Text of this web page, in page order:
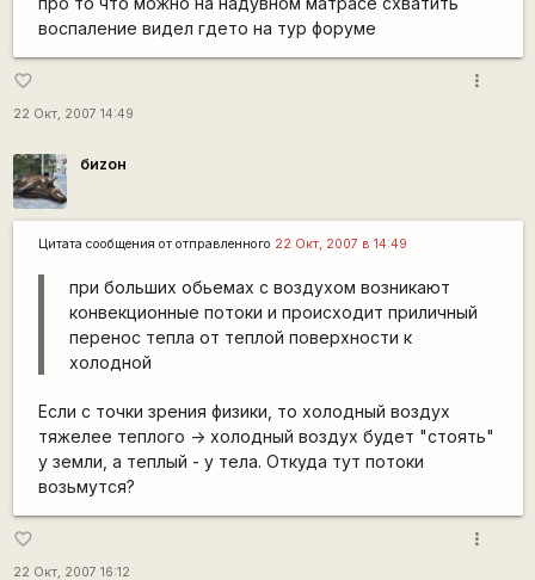
воспаление видел гдето на тур форуме
favorite_border
22 Окт, 2007 14:49
more_vert
биzон
Цитата сообщения от отправленного 22 Окт, 2007 в 14:49
при больших обьемах с воздухом возникают
конвекционные потоки и происходит приличный
перенос тепла от теплой поверхности к
холодной
Если с точки зрения физики, то холодный воздух
тяжелее теплого -> холодный воздух будет "стоять"
у земли, а теплый - у тела. Откуда тут потоки
возьмутся?
favorite_border
22 Окт, 2007 16:12
more_vert